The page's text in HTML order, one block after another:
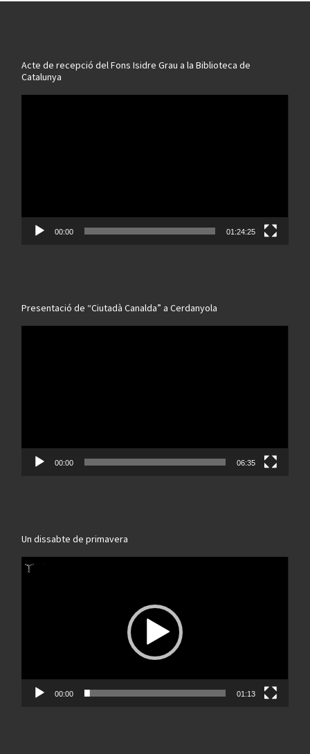
Acte de recepció del Fons Isidre Grau a la Biblioteca de
Catalunya
00:00 01:24:25
Presentació de “Ciutadà Canalda” a Cerdanyola
00:00 06:35
Un dissabte de primavera
Reproductor
de
00:00 01:13